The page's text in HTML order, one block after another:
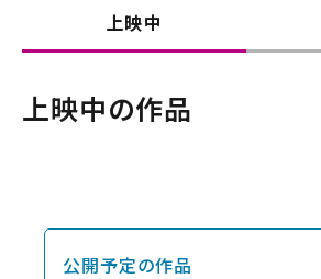
上映中
上映中の作品
公開予定の作品